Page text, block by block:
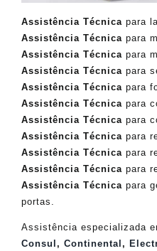
Assistência Técnica para
Assistência Técnica para
Assistência Técnica para
Assistência Técnica para
Assistência Técnica para
Assistência Técnica para
Assistência Técnica para
Assistência Técnica para
Assistência Técnica para
Assistência Técnica para
Assistência Técnica para
portas.
Assistência especializada
Consul , Continental ,